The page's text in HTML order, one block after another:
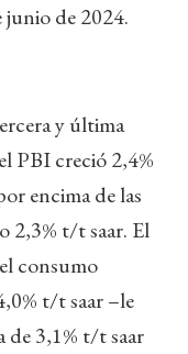
junio de 2024.
y última
PBI creció 2,4%
encima de las
2,3% t/t saar. El
consumo
t/t saar –le
de 3,1% t/t saar